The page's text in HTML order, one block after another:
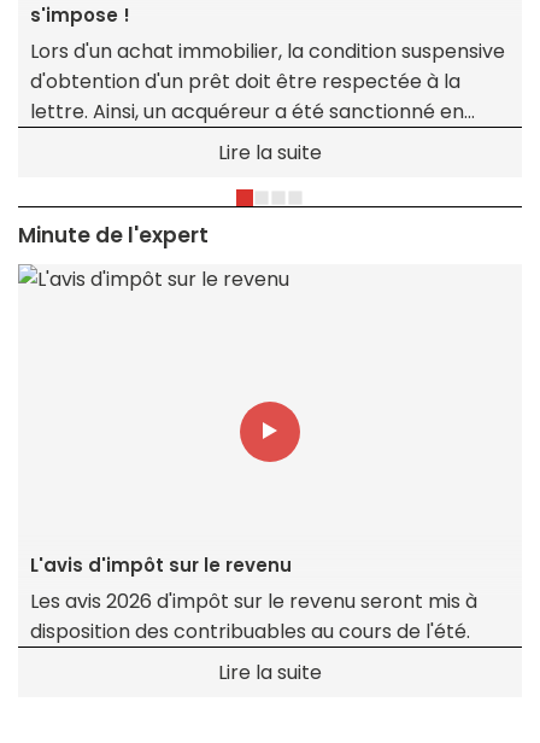
s'impose !
Lors d'un achat immobilier, la condition suspensive
d'obtention d'un prêt doit être respectée à la
lettre. Ainsi, un acquéreur a été sanctionné en
justice pour avoir demandé à sa banque un taux
faisant échouer la transaction.
Lire la suite
Minute de l'expert
L'avis d'impôt sur le revenu
Les avis 2026 d'impôt sur le revenu seront mis à
disposition des contribuables au cours de l'été.
Lire la suite